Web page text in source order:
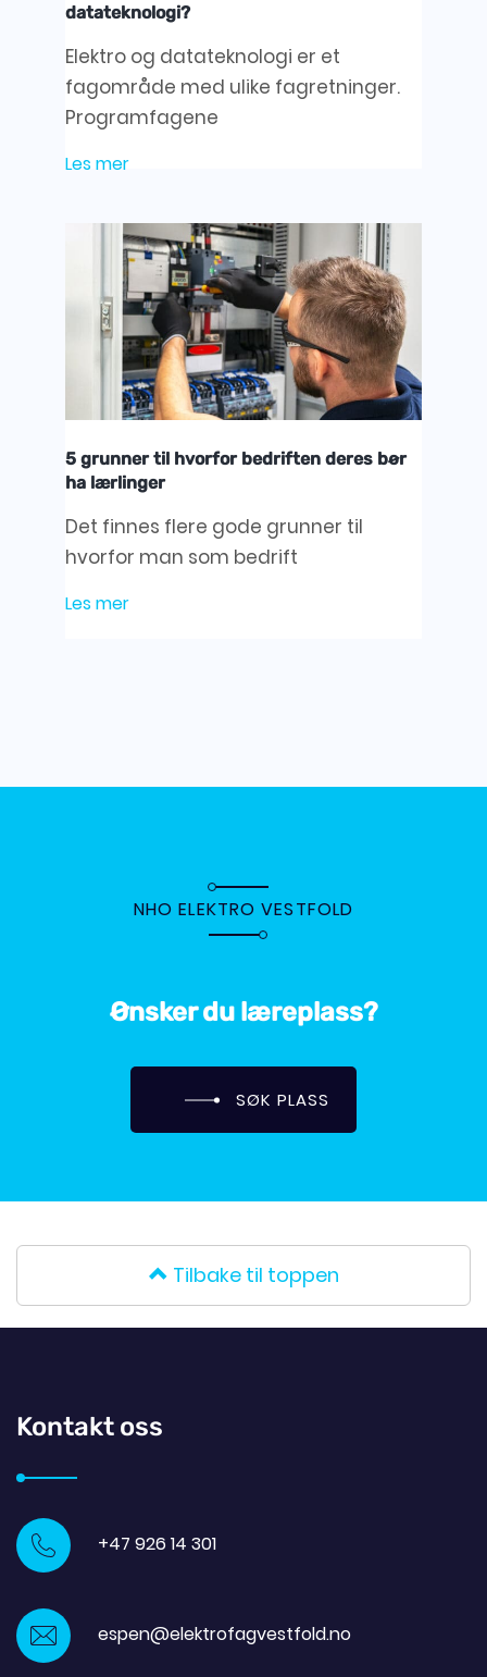
datateknologi?
Elektro og datateknologi er et
fagområde med ulike fagretninger.
Programfagene
Les mer
5 grunner til hvorfor bedriften deres bør
ha lærlinger
Det finnes flere gode grunner til
hvorfor man som bedrift
Les mer
NHO ELEKTRO VESTFOLD
Ønsker du læreplass?
SØK PLASS
Tilbake til toppen
Kontakt oss
+47 926 14 301
espen@elektrofagvestfold.no